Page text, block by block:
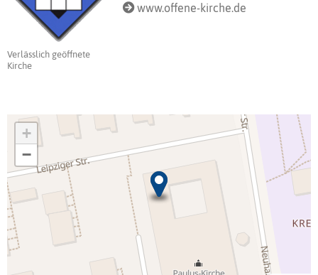
Verlässlich geöffnete
Kirche
www.offene-kirche.de
+
−